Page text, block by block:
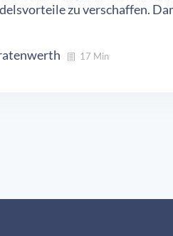
zu verschaffen.
17 Min